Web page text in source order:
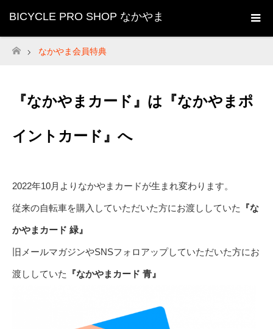
BICYCLE PRO SHOP なかやま
ホーム
なかやま会員特典
『なかやまカード』は 『なかやまポ
イントカード』へ
2022年10月よりなかやまカードが生まれ変わります。
従来の自転車を購入していただいた方にお渡ししていた 『な
かやまカード 緑』
旧メールマガジンやSNSフォロアップしていただいた方にお
渡ししていた 『なかやまカード 青』